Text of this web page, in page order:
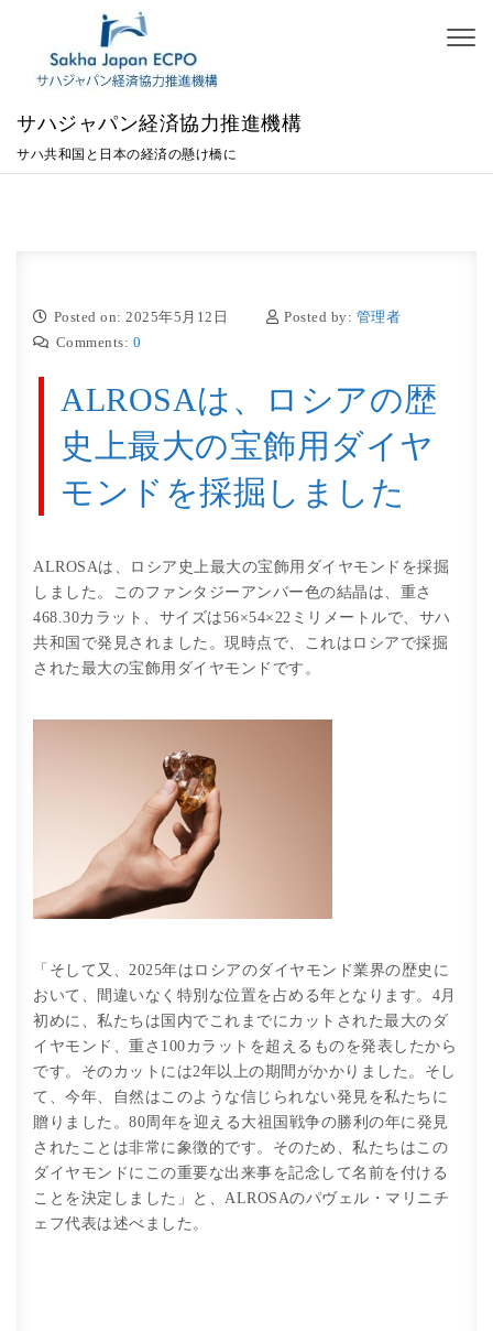
Skip to content
サハジャパン経済協力推進機構
サハ共和国と日本の経済の懸け橋に
Posted on: 2025年5月12日 Posted by: 管理者
Comments: 0
ALROSAは、ロシアの歴
史上最大の宝飾用ダイヤ
モンドを採掘しました
ALROSAは、ロシア史上最大の宝飾用ダイヤモンドを採掘
しました。このファンタジーアンバー色の結晶は、重さ
468.30カラット、サイズは56×54×22ミリメートルで、サハ
共和国で発見されました。現時点で、これはロシアで採掘
された最大の宝飾用ダイヤモンドです。
「そして又、2025年はロシアのダイヤモンド業界の歴史に
おいて、間違いなく特別な位置を占める年となります。4月
初めに、私たちは国内でこれまでにカットされた最大のダ
イヤモンド、重さ100カラットを超えるものを発表したから
です。そのカットには2年以上の期間がかかりました。そし
て、今年、自然はこのような信じられない発見を私たちに
贈りました。80周年を迎える大祖国戦争の勝利の年に発見
されたことは非常に象徴的です。そのため、私たちはこの
ダイヤモンドにこの重要な出来事を記念して名前を付ける
ことを決定しました」と、ALROSAのパヴェル・マリニチ
ェフ代表は述べました。